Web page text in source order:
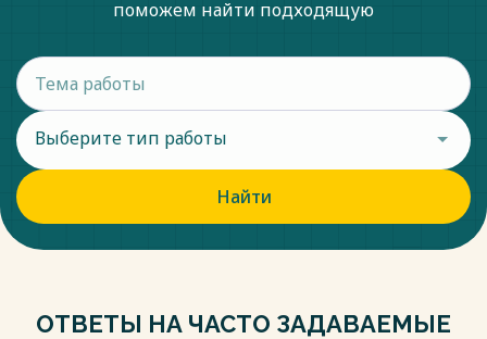
поможем найти подходящую
Выберите тип работы
Найти
ОТВЕТЫ НА ЧАСТО ЗАДАВАЕМЫЕ